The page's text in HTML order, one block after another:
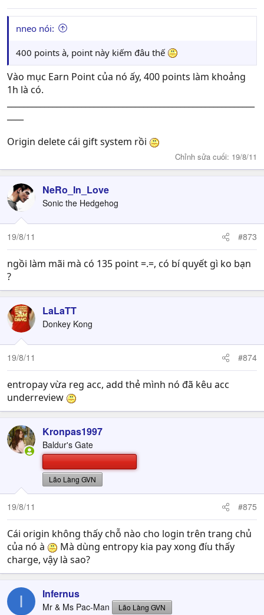
nneo nói:
400 points à, point này kiếm đâu thế
Vào mục Earn Point của nó ấy, 400 points làm khoảng
1h là có.
Origin delete cái gift system rồi
Chỉnh sửa cuối: 19/8/11
NeRo_In_Love
Sonic the Hedgehog
19/8/11 #873
ngồi làm mãi mà có 135 point =.=, có bí quyết gì ko bạn
?
LaLaTT
Donkey Kong
19/8/11 #874
entropay vừa reg acc, add thẻ mình nó đã kêu acc
underreview
Kronpas1997
Baldur's Gate
Lão Làng GVN
19/8/11 #875
Cái origin không thấy chỗ nào cho login trên trang chủ
của nó à
Mà dùng entropy kia pay xong đíu thấy
charge, vậy là sao?
I Infernus
Mr & Ms Pac-Man Lão Làng GVN